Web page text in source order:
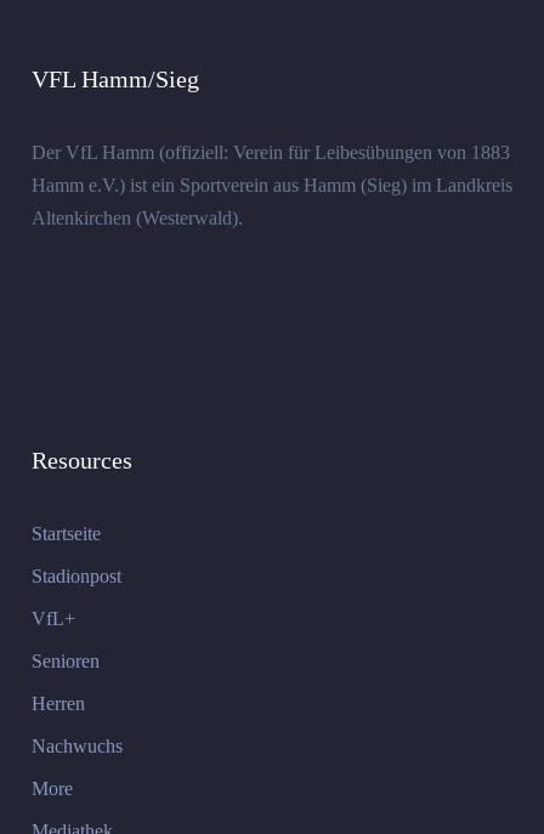
VFL Hamm/Sieg
Der VfL Hamm (offiziell: Verein für Leibesübungen von 1883
Hamm e.V.) ist ein Sportverein aus Hamm (Sieg) im Landkreis
Altenkirchen (Westerwald).
Resources
Startseite
Stadionpost
VfL+
Senioren
Herren
Nachwuchs
More